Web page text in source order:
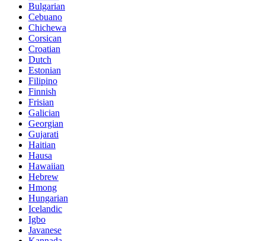
Bulgarian
Cebuano
Chichewa
Corsican
Croatian
Dutch
Estonian
Filipino
Finnish
Frisian
Galician
Georgian
Gujarati
Haitian
Hausa
Hawaiian
Hebrew
Hmong
Hungarian
Icelandic
Igbo
Javanese